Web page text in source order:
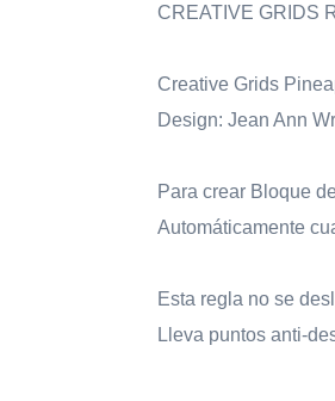
CREATIVE GRIDS
Creative Grids
Design: Jean Ann
Para crear Bloque
Automáticamente
Esta regla no se
Lleva puntos anti-